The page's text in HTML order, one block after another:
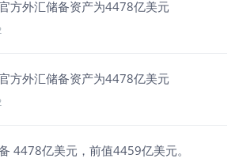
方外汇储备资产为4478亿美元
方外汇储备资产为4478亿美元
4478亿美元，前值4459亿美元。